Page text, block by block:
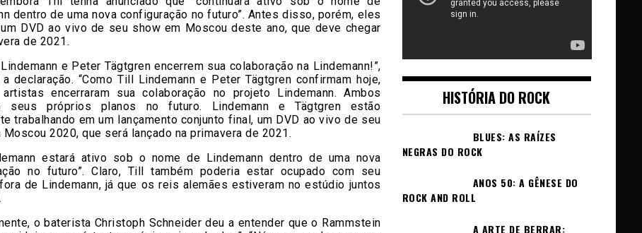
dentro de uma nova configuração no futuro”. Antes disso, porém, eles
um DVD ao vivo de seu show em Moscou deste ano, que deve chegar
de 2021.
e Peter Tägtgren encerrem sua colaboração na Lindemann!”,
a declaração. “Como Till Lindemann e Peter Tägtgren confirmam hoje,
encerraram sua colaboração no projeto Lindemann. Ambos
seus próprios planos no futuro. Lindemann e Tägtgren estão
trabalhando em um lançamento conjunto final, um DVD ao vivo de seu
Moscou 2020, que será lançado na primavera de 2021.
estará ativo sob o nome de Lindemann dentro de uma nova
no futuro”. Claro, Till também poderia estar ocupado com seu
de Lindemann, já que os reis alemães estiveram no estúdio juntos
o baterista Christoph Schneider deu a entender que o Rammstein
HISTÓRIA DO ROCK
BLUES: AS RAÍZES
NEGRAS DO ROCK
ANOS 50: A GÊNESE DO
ROCK AND ROLL
A ARTE DE BERRAR: